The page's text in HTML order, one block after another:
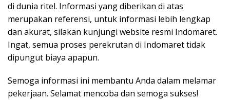
di dunia ritel. Informasi yang diberikan di atas
merupakan referensi, untuk informasi lebih lengkap
dan akurat, silakan kunjungi website resmi Indomaret.
Ingat, semua proses perekrutan di Indomaret tidak
dipungut biaya apapun.
Semoga informasi ini membantu Anda dalam melamar
pekerjaan. Selamat mencoba dan semoga sukses!